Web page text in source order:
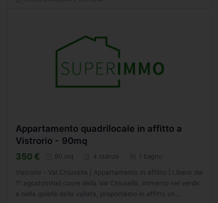
Appartamento quadrilocale in affitto a
Vistrorio - 90mq
350 € 90 mq 4 stanze 1 bagno
Vistrorio - Val Chiusella | Appartamento in affitto | Libero dal
1° agosto\nNel cuore della Val Chiusella, immerso nel verde
e nella quiete della vallata, proponiamo in affitto un